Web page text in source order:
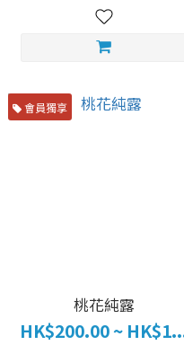
會員獨享
桃花純露
HK$200.00 ~